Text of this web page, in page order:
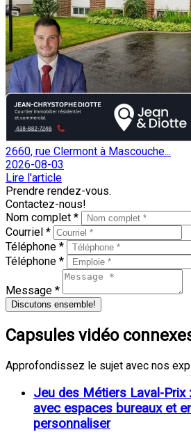
2660, rue Clermont à Mascouche...
2026-08-03
Lire l'article
Prendre rendez-vous.
Contactez-nous!
Nom complet *
Courriel *
Téléphone *
Téléphone *
Message *
Discutons ensemble!
Capsules vidéo
Approfondissez le sujet avec nos
Jeu des Métiers Laval-Prix
avec espaces bureaux et
personnaliser